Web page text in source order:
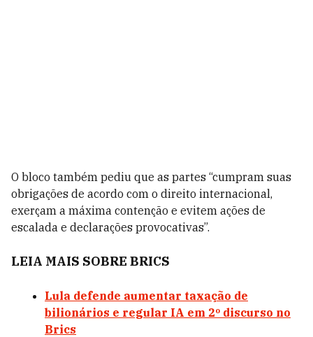
O bloco também pediu que as partes “cumpram suas
obrigações de acordo com o direito internacional,
exerçam a máxima contenção e evitem ações de
escalada e declarações provocativas”.
LEIA MAIS SOBRE BRICS
Lula defende aumentar taxação de
bilionários e regular IA em 2º discurso no
Brics